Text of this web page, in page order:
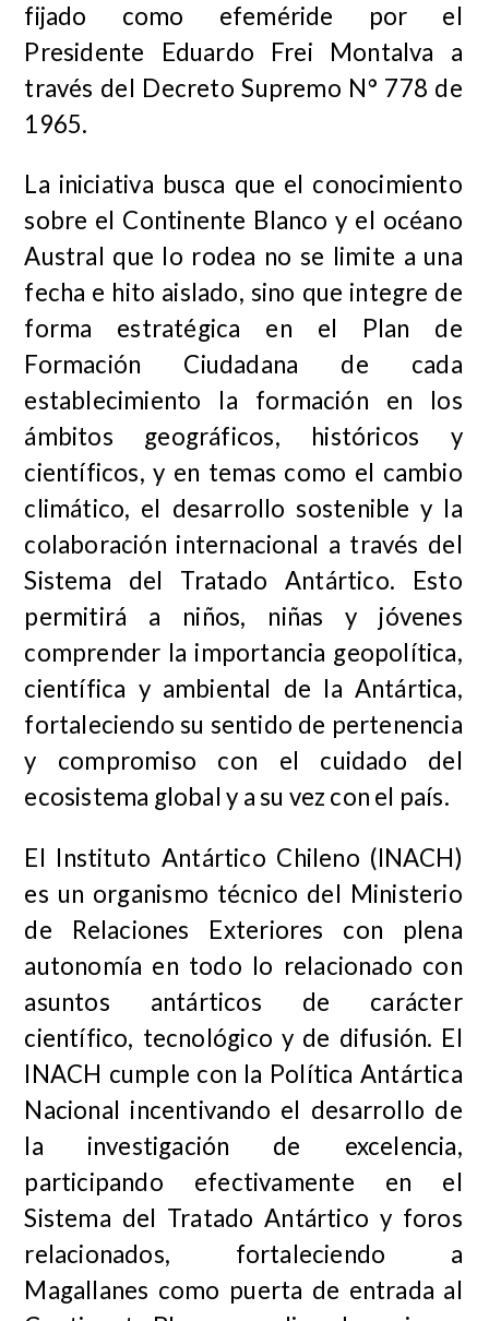
fijado como efeméride por el
Presidente Eduardo Frei Montalva a
través del Decreto Supremo N° 778 de
1965.
La iniciativa busca que el conocimiento
sobre el Continente Blanco y el océano
Austral que lo rodea no se limite a una
fecha e hito aislado, sino que integre de
forma estratégica en el Plan de
Formación Ciudadana de cada
establecimiento la formación en los
ámbitos geográficos, históricos y
científicos, y en temas como el cambio
climático, el desarrollo sostenible y la
colaboración internacional a través del
Sistema del Tratado Antártico. Esto
permitirá a niños, niñas y jóvenes
comprender la importancia geopolítica,
científica y ambiental de la Antártica,
fortaleciendo su sentido de pertenencia
y compromiso con el cuidado del
ecosistema global y a su vez con el país.
El Instituto Antártico Chileno (INACH)
es un organismo técnico del Ministerio
de Relaciones Exteriores con plena
autonomía en todo lo relacionado con
asuntos antárticos de carácter
científico, tecnológico y de difusión. El
INACH cumple con la Política Antártica
Nacional incentivando el desarrollo de
la investigación de excelencia,
participando efectivamente en el
Sistema del Tratado Antártico y foros
relacionados, fortaleciendo a
Magallanes como puerta de entrada al